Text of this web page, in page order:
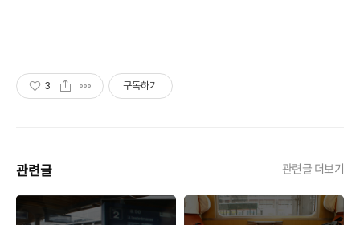
3 구독하기
관련글 관련글 더보기